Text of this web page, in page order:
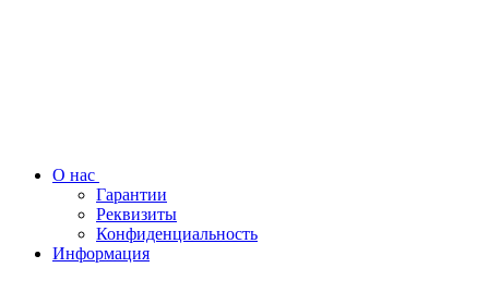
О нас
Гарантии
Реквизиты
Конфиденциальность
Информация